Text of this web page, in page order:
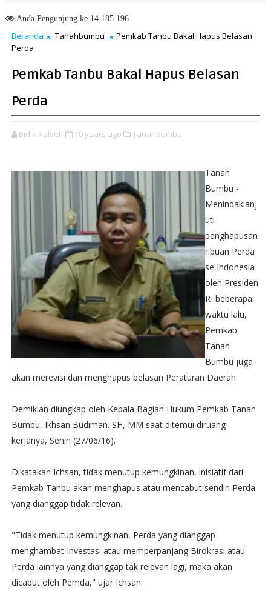
Komunikasi Publik Kementerian ATR/BPN Kembali Diakui
AndaPengunjung ke 14.185.196
Beranda Tanahbumbu
Pemkab Tanbu Bakal Hapus Belasan
Perda
Pemkab Tanbu Bakal Hapus Belasan
Perda
Bidik Kalsel 10 years ago Tanahbumbu,
Tanah
Bumbu -
Menindaklanj
uti
penghapusan
ribuan Perda
se Indonesia
oleh Presiden
RI beberapa
waktu lalu,
Pemkab
Tanah
Bumbu juga
akan merevisi dan menghapus belasan Peraturan Daerah.
Demikian diungkap oleh Kepala Bagian Hukum Pemkab Tanah
Bumbu, Ikhsan Budiman. SH, MM saat ditemui diruang
kerjanya, Senin (27/06/16).
Dikatakan Ichsan, tidak menutup kemungkinan, inisiatif dari
Pemkab Tanbu akan menghapus atau mencabut sendiri Perda
yang dianggap tidak relevan.
"Tidak menutup kemungkinan, Perda yang dianggap
menghambat Investasi atau memperpanjang Birokrasi atau
Perda lainnya yang dianggap tak relevan lagi, maka akan
dicabut oleh Pemda," ujar Ichsan.